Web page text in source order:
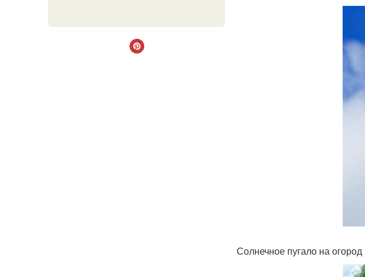
Солнечное пугало на огород